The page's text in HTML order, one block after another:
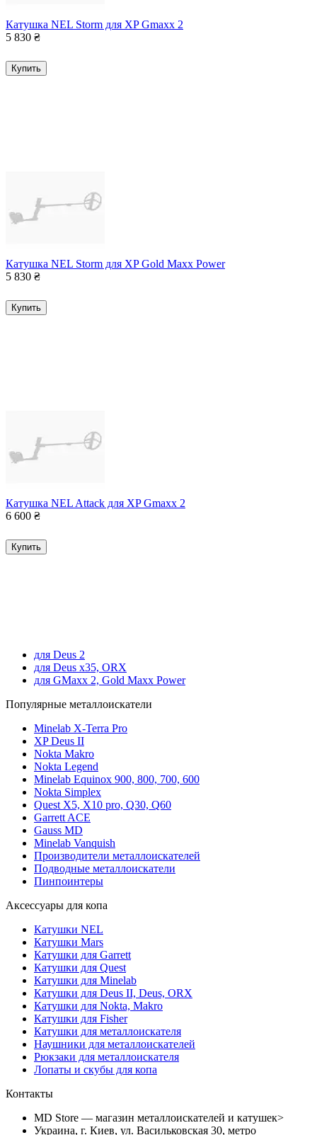
Катушка NEL Storm для XP Gmaxx 2
5 830 ₴
Купить
Катушка NEL Storm для XP Gold Maxx Power
5 830 ₴
Купить
Катушка NEL Attack для XP Gmaxx 2
6 600 ₴
Купить
для Deus 2
для Deus x35, ORX
для GMaxx 2, Gold Maxx Power
Популярные металлоискатели
Minelab X-Terra Pro
XP Deus II
Nokta Makro
Nokta Legend
Minelab Equinox 900, 800, 700, 600
Nokta Simplex
Quest X5, X10 pro, Q30, Q60
Garrett ACE
Gauss MD
Minelab Vanquish
Производители металлоискателей
Подводные металлоискатели
Пинпоинтеры
Аксессуары для копа
Катушки NEL
Катушки Mars
Катушки для Garrett
Катушки для Quest
Катушки для Minelab
Катушки для Deus II, Deus, ORX
Катушки для Nokta, Makro
Катушки для Fisher
Катушки для металлоискателя
Наушники для металлоискателей
Рюкзаки для металлоискателя
Лопаты и скубы для копа
Контакты
MD Store — магазин металлоискателей и катушек>
Украина, г. Киев, ул. Васильковская 30, метро